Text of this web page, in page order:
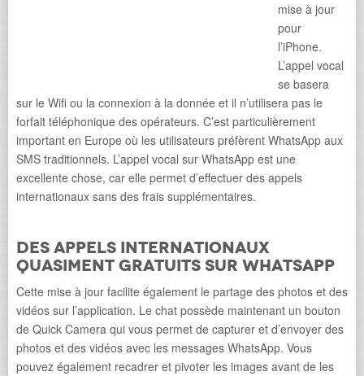
mise à jour
pour
l’iPhone.
L’appel vocal
se basera
sur le Wifi ou la connexion à la donnée et il n’utilisera pas le
forfait téléphonique des opérateurs. C’est particulièrement
important en Europe où les utilisateurs préfèrent WhatsApp aux
SMS traditionnels. L’appel vocal sur WhatsApp est une
excellente chose, car elle permet d’effectuer des appels
internationaux sans des frais supplémentaires.
Des appels internationaux
quasiment gratuits sur WhatsApp
Cette mise à jour facilite également le partage des photos et des
vidéos sur l’application. Le chat possède maintenant un bouton
de Quick Camera qui vous permet de capturer et d’envoyer des
photos et des vidéos avec les messages WhatsApp. Vous
pouvez également recadrer et pivoter les images avant de les